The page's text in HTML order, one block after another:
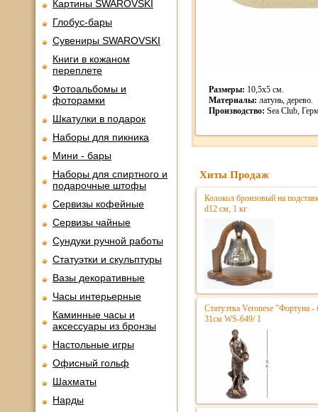
Картины SWAROVSKI
Глобус-бары
Сувениры SWAROVSKI
Книги в кожаном
переплете
Фотоальбомы и
фоторамки
Шкатулки в подарок
Наборы для пикника
Мини - бары
Наборы для спиртного и
подарочные штофы
Сервизы кофейные
Сервизы чайные
Сундуки ручной работы
Статуэтки и скульптуры
Вазы декоративные
Часы интерьерные
Каминные часы и
аксессуары из бронзы
Настольные игры
Офисный гольф
Шахматы
Нарды
Размеры: 10,5х5 см.
Материалы: латунь, дерево.
Производство: Sea Club,
Хиты Продаж
Колокол бронзовый на
d12 см, 1 кг
Статуэтка Veronese "Фортуна
31см WS-649/ 1